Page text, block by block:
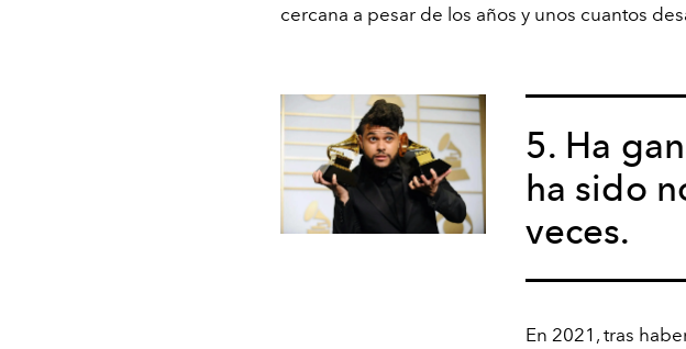
cercana a pesar de los años y unos cuantos
5. Ha
ha sido
veces.
En 2021, tras